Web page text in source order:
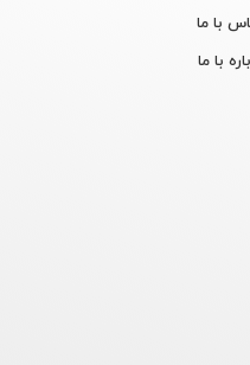
با ما
با ما